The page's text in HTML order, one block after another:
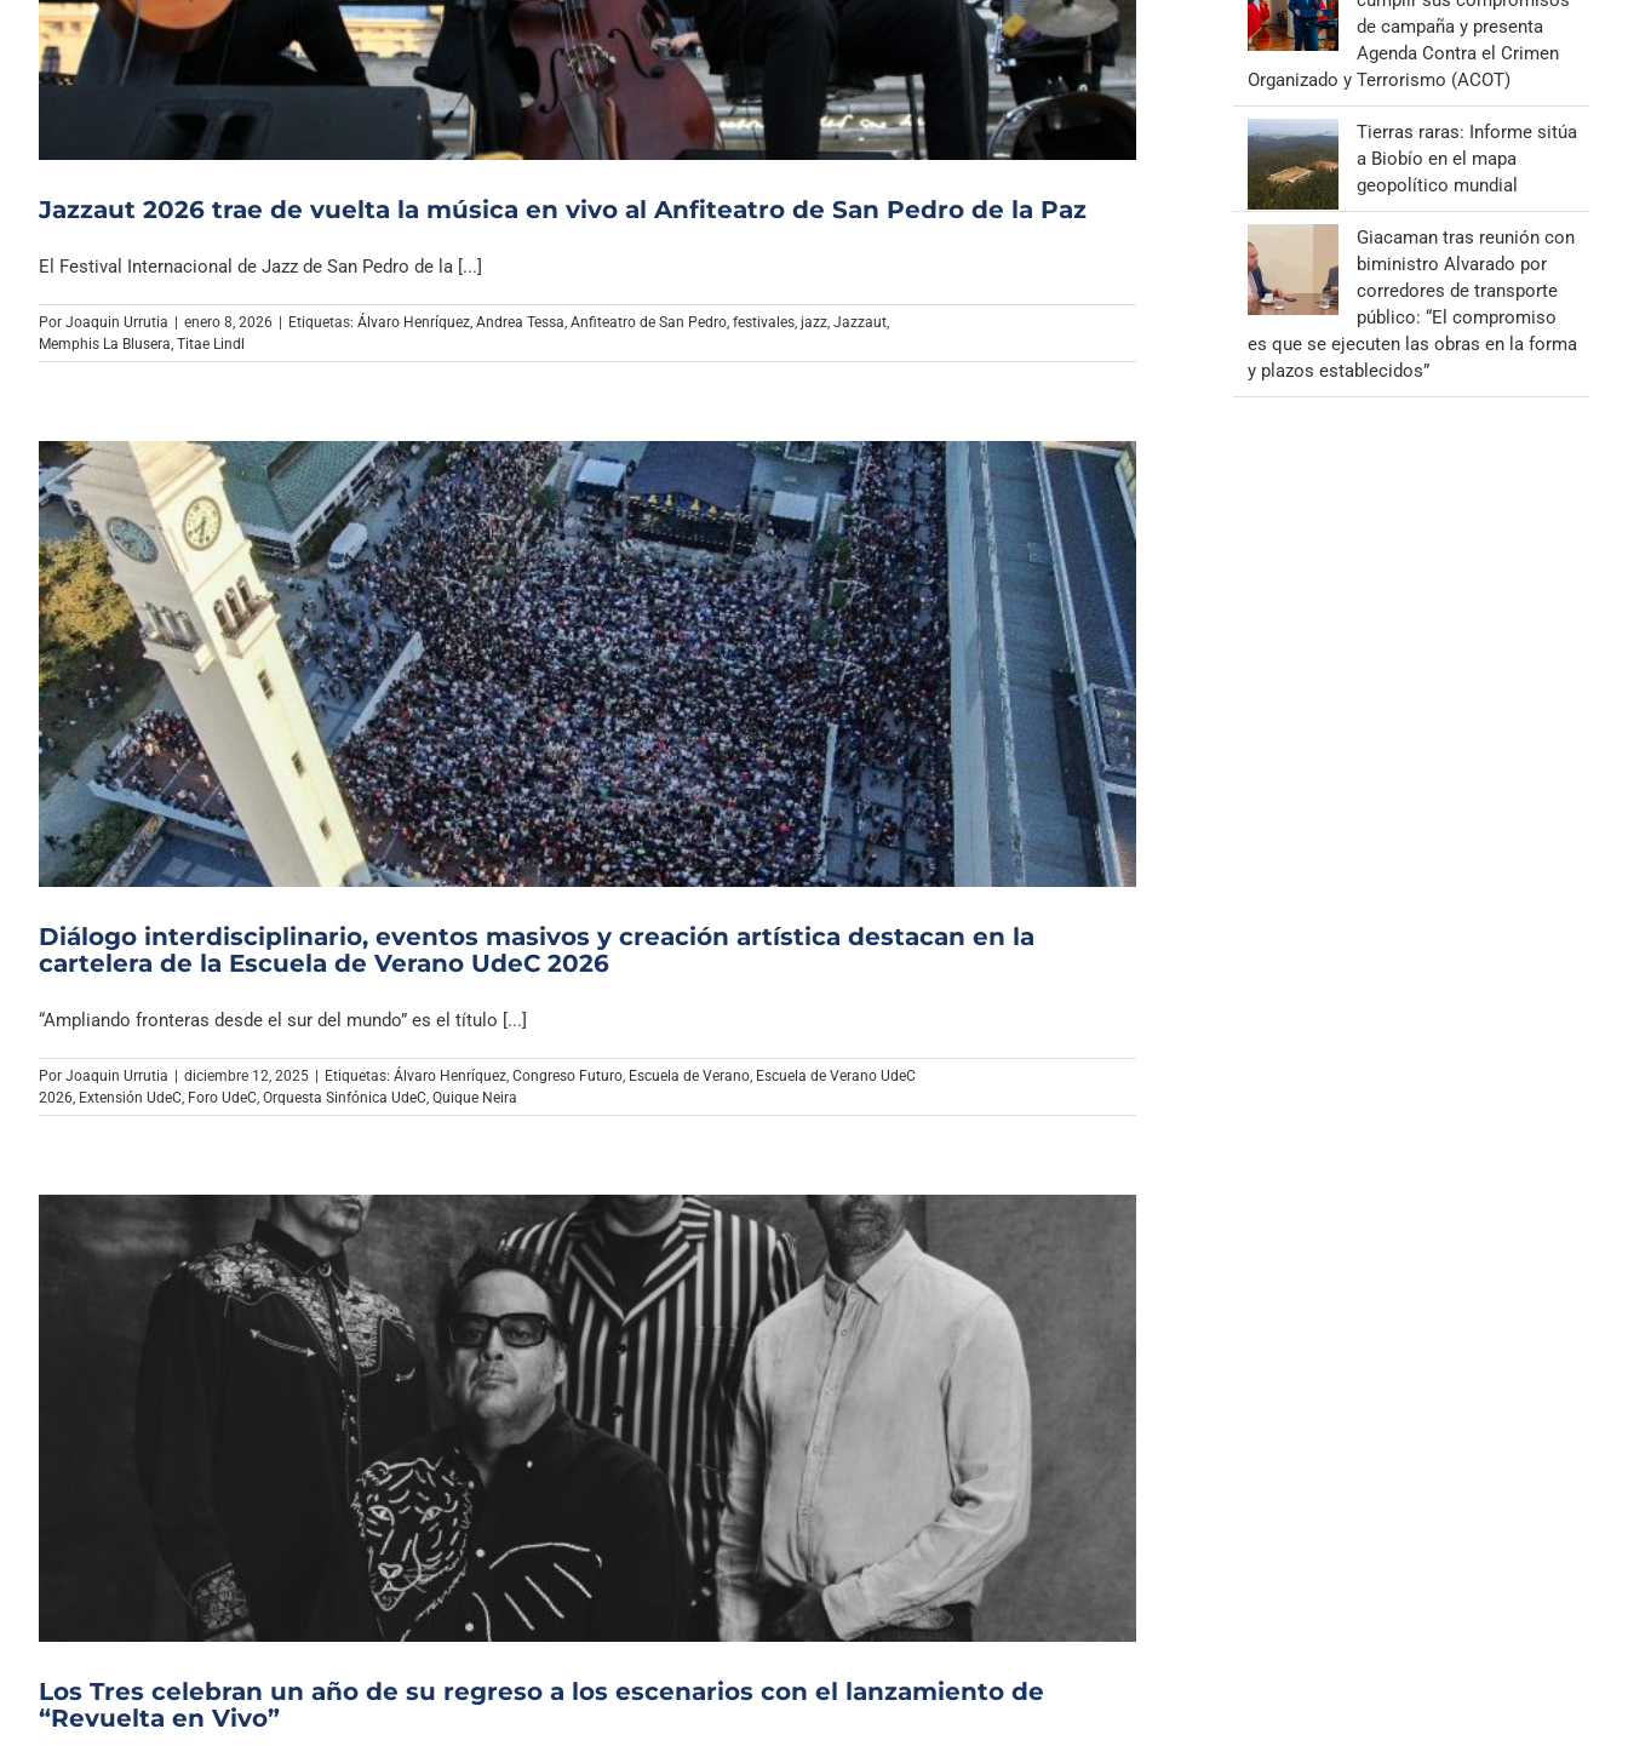
Jazzaut 2026 trae de vuelta la música en vivo al Anfiteatro de San Pedro de la Paz
El Festival Internacional de Jazz de San Pedro de la [...]
Por Joaquin Urrutia enero 8, 2026 Etiquetas: Álvaro Henríquez, Andrea Tessa, Anfiteatro de San Pedro, festivales, jazz, Jazzaut,
Memphis La Blusera, Titae Lindl
Diálogo interdisciplinario, eventos masivos y creación artística destacan en la
cartelera de la Escuela de Verano UdeC 2026
“Ampliando fronteras desde el sur del mundo” es el título [...]
Por Joaquin Urrutia diciembre 12, 2025 Etiquetas: Álvaro Henríquez, Congreso Futuro, Escuela de Verano, Escuela de Verano UdeC
2026, Extensión UdeC, Foro UdeC, Orquesta Sinfónica UdeC, Quique Neira
Los Tres celebran un año de su regreso a los escenarios con el lanzamiento de
“Revuelta en Vivo”
de campaña y presenta
Agenda Contra el Crimen
Organizado y Terrorismo (ACOT)
Tierras raras: Informe sitúa
a Biobío en el mapa
geopolítico mundial
Giacaman tras reunión con
biministro Alvarado por
corredores de transporte
público: “El compromiso
es que se ejecuten las obras en la forma
y plazos establecidos”